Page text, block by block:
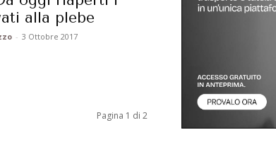
alla plebe
- 3 Ottobre 2017
Pagina 1 di 2